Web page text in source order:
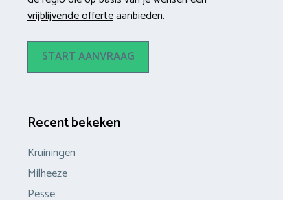
vrijblijvende offerteaanbieden.
START AANVRAAG
Recent bekeken
Kruiningen
Milheeze
Pesse